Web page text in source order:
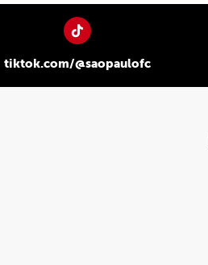
tiktok.com/@saopaulofc